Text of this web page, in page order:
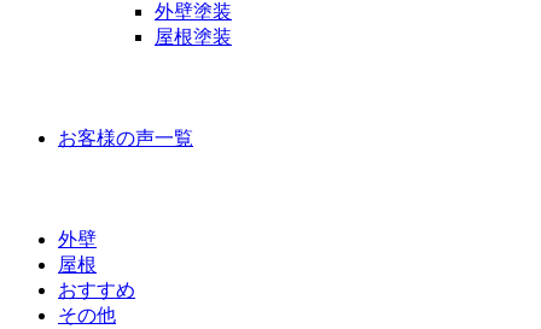
外壁塗装
屋根塗装
お客様の声一覧
外壁
屋根
おすすめ
その他